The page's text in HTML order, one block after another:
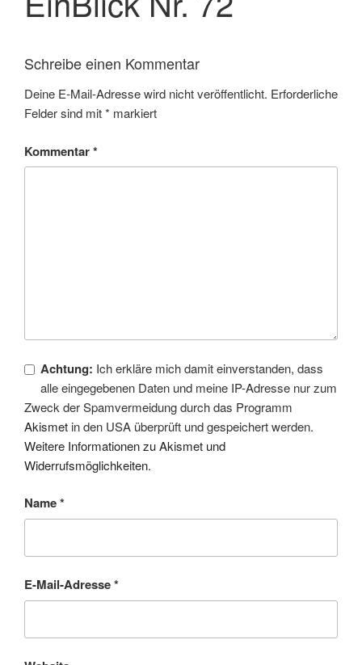
Schreibe einen Kommentar
Deine E-Mail-Adresse wird nicht veröffentlicht. Erforderliche
Felder sind mit* markiert
Kommentar*
Achtung: Ich erkläre mich damit einverstanden, dass
alle eingegebenen Daten und meine IP-Adresse nur zum
Zweck der Spamvermeidung durch das Programm
Akismet in den USA überprüft und gespeichert werden.
Weitere Informationen zu Akismet und
Widerrufsmöglichkeiten.
Name*
E-Mail-Adresse*